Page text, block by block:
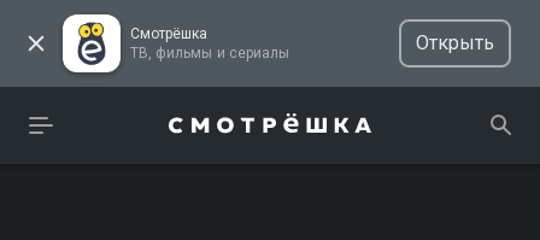
Смотрёшка
ТВ, фильмы и сериалы
Открыть